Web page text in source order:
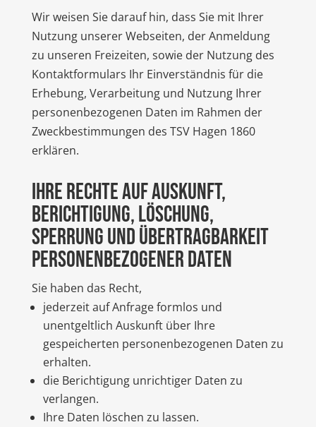
Wir weisen Sie darauf hin, dass Sie mit Ihrer
Nutzung unserer Webseiten, der Anmeldung
zu unseren Freizeiten, sowie der Nutzung des
Kontaktformulars Ihr Einverständnis für die
Erhebung, Verarbeitung und Nutzung Ihrer
personenbezogenen Daten im Rahmen der
Zweckbestimmungen des TSV Hagen 1860
erklären.
Ihre Rechte auf Auskunft,
Berichtigung, Löschung,
Sperrung und Übertragbarkeit
personenbezogener Daten
Sie haben das Recht,
jederzeit auf Anfrage formlos und
unentgeltlich Auskunft über Ihre
gespeicherten personenbezogenen Daten zu
erhalten.
die Berichtigung unrichtiger Daten zu
verlangen.
Ihre Daten löschen zu lassen.